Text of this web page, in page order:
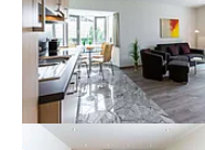
Show larger version for: